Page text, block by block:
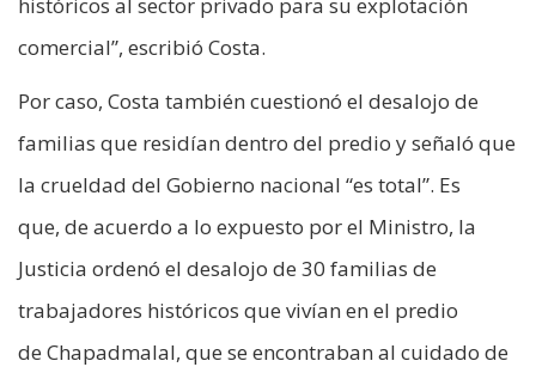
comercial”, escribió Costa.
Por caso, Costa también cuestionó el desalojo de
familias que residían dentro del predio y señaló que
la crueldad del Gobierno nacional “es total”. Es
que, de acuerdo a lo expuesto por el Ministro, la
Justicia ordenó el desalojo de 30 familias de
trabajadores históricos que vivían en el predio
de Chapadmalal, que se encontraban al cuidado de